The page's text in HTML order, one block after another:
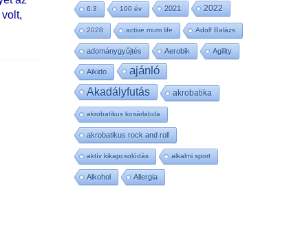
6:3 100 év 2021 2022
2028 active mum life Adolf Balázs
adománygyűjtés Aerobik Agility
Aikido ajánló
Akadályfutás akrobatika
akrobatikus kosárlabda
akrobatikus rock and roll
aktív kikapcsolódás alkalmi sport
Alkohol Allergia